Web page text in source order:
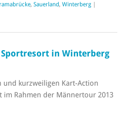
, Sauerland, Winterberg |
in Winterberg
und kurzweiligen Kart-Action
Rahmen der Männertour 2013